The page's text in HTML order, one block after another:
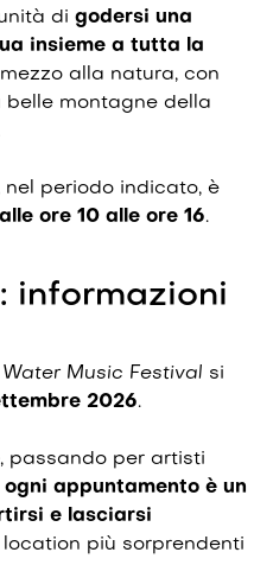
di godersi una
insieme a tutta la
alla natura, con
montagne della
nel periodo indicato, è
ore 10 alle ore 16.
informazioni
Water Music Festival si
2026.
, passando per artisti
ogni appuntamento è un
e lasciarsi
più sorprendenti